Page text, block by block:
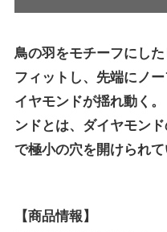
鳥の羽をモチーフにし
フィットし、先端にノ
イヤモンドが揺れ動く
ンドとは、ダイヤモン
で極小の穴を開けられて
【商品情報】